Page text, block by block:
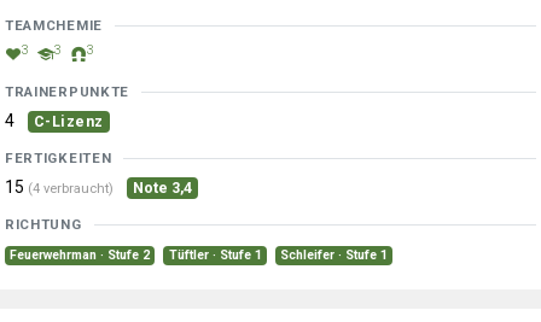
TEAMCHEMIE
3 3 3
TRAINERPUNKTE
4 C-Lizenz
FERTIGKEITEN
15 (4 verbraucht) Note 3,4
RICHTUNG
Feuerwehrman · Stufe 2 Tüftler · Stufe 1 Schleifer · Stufe 1